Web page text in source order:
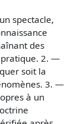
spectacle,
des
pratique. 2. —
soit la
3. —
à un